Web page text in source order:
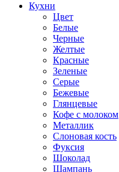
Кухни
Цвет
Белые
Черные
Желтые
Красные
Зеленые
Серые
Бежевые
Глянцевые
Кофе с молоком
Металлик
Слоновая кость
Фуксия
Шоколад
Шампань